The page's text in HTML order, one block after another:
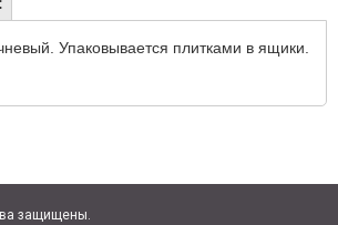
Упаковывается плитками в ящики.
защищены.